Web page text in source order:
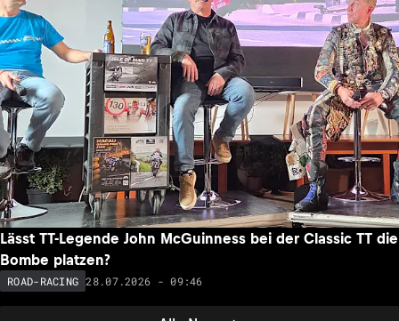
Lässt TT-Legende John McGuinness bei der Classic TT die
Bombe platzen?
ROAD-RACING 28.07.2026 - 09:46